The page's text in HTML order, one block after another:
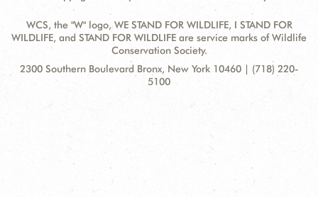
WCS, the "W" logo, WE STAND FOR WILDLIFE, I STAND FOR
WILDLIFE, and STAND FOR WILDLIFE are service marks of Wildlife
Conservation Society.
Contact
Address:
2300 Southern Boulevard Bronx, New York 10460 | (718) 220-
5100